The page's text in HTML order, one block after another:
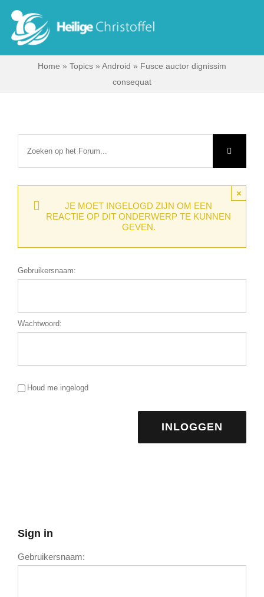
content
Ik zoek …
Home » Topics » Android » Fusce auctor dignissim
consequat
×
JE MOET INGELOGD ZIJN OM EEN
REACTIE OP DIT ONDERWERP TE KUNNEN
GEVEN.
Gebruikersnaam:
Wachtwoord:
Houd me ingelogd
INLOGGEN
Sign in
Gebruikersnaam: